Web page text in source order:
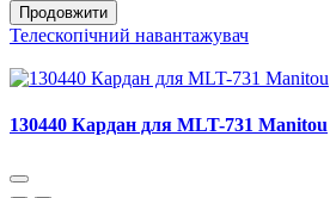
Продовжити
Телескопічний навантажувач
130440 Кардан для MLT-731 Manitou